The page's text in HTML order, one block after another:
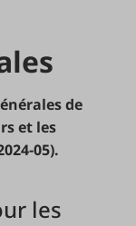
de
et les
05).
les